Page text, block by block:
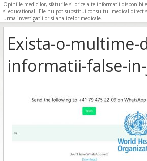
Opiniile medicilor, sfaturile si orice alte informatii
si educational. Ele nu pot substitui consultul medical
urma investigatiilor si analizelor medicale.
Exista-o-multime-
informatii-false-